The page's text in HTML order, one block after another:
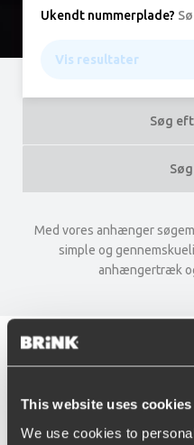
This website uses cookies
We use cookies to
Ukendt nummerplade?
Vis resultater
Søg
Med vores anhænger
simple og
anhængertræk